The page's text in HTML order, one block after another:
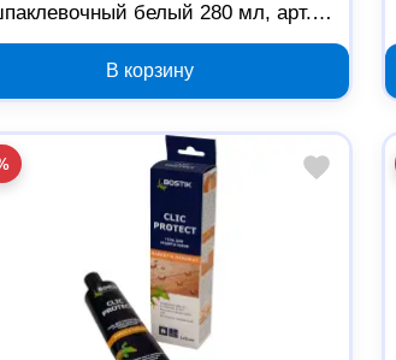
белый 280 мл, арт.
BOK638370P
В корзину